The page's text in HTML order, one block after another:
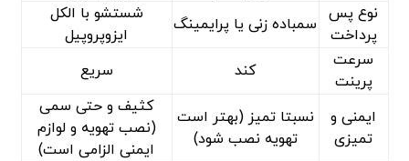
نوع پس
پرداخت
سمباده زنی یا پرایمینگ
شستشو با الکل
ایزوپروپیل
سرعت
پرینت
کند سریع
ایمنی و
تمیزی
نسبتا تمیز (بهتر است
تهویه‌ نصب شود)
کثیف و حتی سمی
(نصب تهویه و لوازم
ایمنی الزامی است)